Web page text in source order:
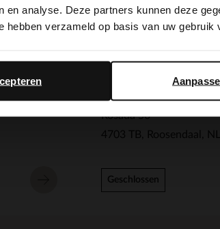
en analyse. Deze partners kunnen deze
hebben verzameld op basis van uw gebruik
Manfield
Rosada 50
4703 TB
Roosendaal NL
Geschlossen